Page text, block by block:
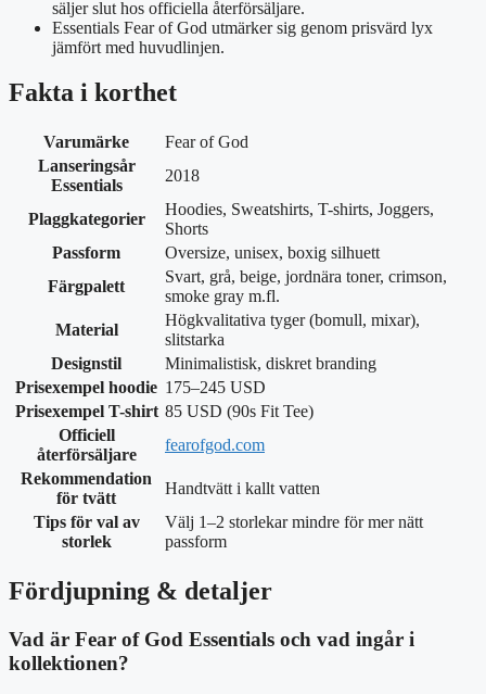
säljer slut hos officiella återförsäljare.
Essentials Fear of God utmärker sig genom prisvärd lyx
jämfört med huvudlinjen.
Fakta i korthet
Varumärke
Fear of God
Lanseringsår
Essentials
2018
Plaggkategorier
Hoodies, Sweatshirts, T-shirts, Joggers,
Shorts
Passform
Oversize, unisex, boxig silhuett
Färgpalett
Svart, grå, beige, jordnära toner, crimson,
smoke gray m.fl.
Material
Högkvalitativa tyger (bomull, mixar),
slitstarka
Designstil
Minimalistisk, diskret branding
Prisexempel hoodie 175–245 USD
Prisexempel T-shirt 85 USD (90s Fit Tee)
Officiell
återförsäljare
fearofgod.com
Rekommendation
för tvätt
Handtvätt i kallt vatten
Tips för val av
storlek
Välj 1–2 storlekar mindre för mer nätt
passform
Fördjupning & detaljer
Vad är Fear of God Essentials och vad ingår i
kollektionen?